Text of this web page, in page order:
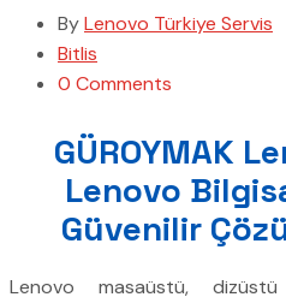
ByLenovo Türkiye Servis
Bitlis
0 Comments
GÜROYMAK
Lenovo
Güvenilir
Lenovo masaüstü,